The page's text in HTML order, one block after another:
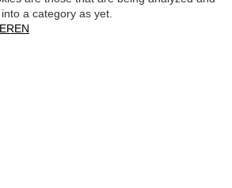
a category as yet.